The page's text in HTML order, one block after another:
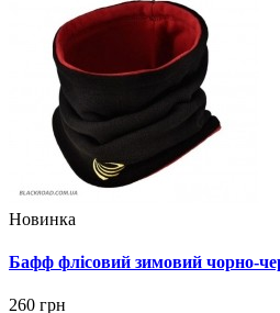
Новинка
Бафф флісовий зимовий чорно-
260 грн